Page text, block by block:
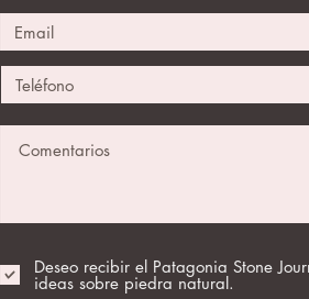
Deseo recibir el Patagonia Stone
ideas sobre piedra natural.